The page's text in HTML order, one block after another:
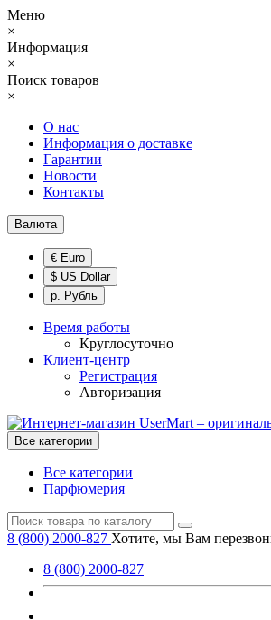
Меню
×
Информация
×
Поиск товаров
×
О нас
Информация о доставке
Гарантии
Новости
Контакты
Валюта
€ Euro
$ US Dollar
р. Рубль
Время работы
Круглосуточно
Клиент-центр
Регистрация
Авторизация
Все категории
Все категории
Парфюмерия
8 (800) 2000-827 Хотите, мы Вам
8 (800) 2000-827